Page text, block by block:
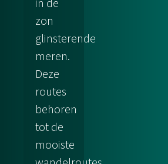
in de
zon
glinsterende
meren.
Deze
routes
behoren
tot de
mooiste